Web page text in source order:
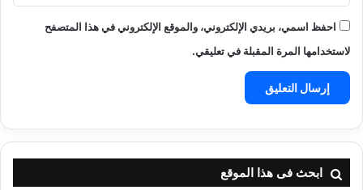
احفظ اسمي، بريدي الإلكتروني، والموقع الإلكتروني في هذا المتصفح
لاستخدامها المرة المقبلة في تعليقي.
ابحث فى هذا الموقع